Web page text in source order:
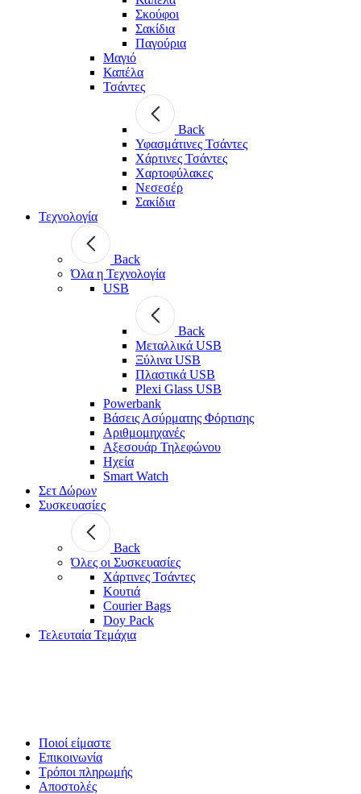
Σκούφοι
Σακίδια
Παγούρια
Μαγιό
Καπέλα
Τσάντες
Back
Υφασμάτινες Τσάντες
Χάρτινες Τσάντες
Χαρτοφύλακες
Νεσεσέρ
Σακίδια
Τεχνολογία
Back
Όλα η Τεχνολογία
USB
Back
Μεταλλικά USB
Ξύλινα USB
Πλαστικά USB
Plexi Glass USB
Powerbank
Βάσεις Ασύρματης Φόρτισης
Αριθμομηχανές
Αξεσουάρ Τηλεφώνου
Ηχεία
Smart Watch
Σετ Δώρων
Συσκευασίες
Back
Όλες οι Συσκευασίες
Χάρτινες Τσάντες
Κουτιά
Courier Bags
Doy Pack
Τελευταία Τεμάχια
Ποιοί είμαστε
Επικοινωνία
Τρόποι πληρωμής
Αποστολές